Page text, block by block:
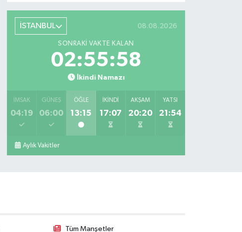
İSTANBUL 08.08.2026
SONRAKI VAKTE KALAN
02:55:57
İkindi Namazı
İMSAK
04:19
GÜNEŞ
06:00
ÖĞLE
13:15
İKINDI
17:07
AKŞAM
20:20
YATSI
21:54
Aylık Vakitler
Tüm Manşetler